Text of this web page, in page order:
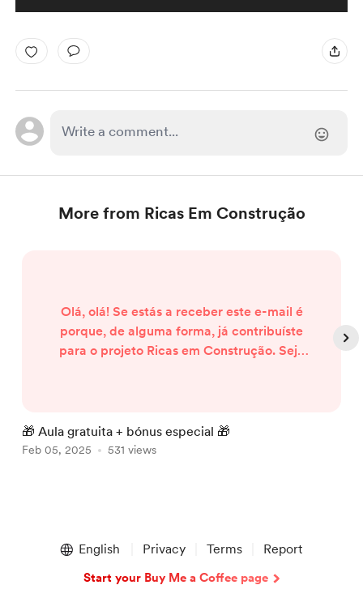
More from Ricas Em Construção
Olá, olá! Se estás a receber este e-mail é
porque, de alguma forma, já contribuíste
para o projeto Ricas em Construção. Seja
fazer crescer esta missão de ajudar mais
pessoas a conseguirem um trabalho
🎁 Aula gratuita + bónus especial 🎁
Feb 05, 2025 531 views
English Privacy Terms Report
Start your Buy Me a Coffee page